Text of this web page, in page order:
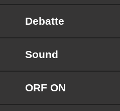
Debatte
Sound
ORF ON